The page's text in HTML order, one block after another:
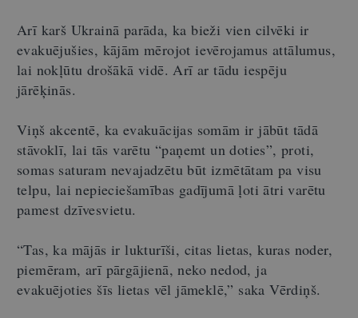
Arī karš Ukrainā parāda, ka bieži vien cilvēki ir
evakuējušies, kājām mērojot ievērojamus attālumus,
lai nokļūtu drošākā vidē. Arī ar tādu iespēju
jārēķinās.
Viņš akcentē, ka evakuācijas somām ir jābūt tādā
stāvoklī, lai tās varētu “paņemt un doties”, proti,
somas saturam nevajadzētu būt izmētātam pa visu
telpu, lai nepieciešamības gadījumā ļoti ātri varētu
pamest dzīvesvietu.
“Tas, ka mājās ir lukturīši, citas lietas, kuras noder,
piemēram, arī pārgājienā, neko nedod, ja
evakuējoties šīs lietas vēl jāmeklē,” saka Vērdiņš.